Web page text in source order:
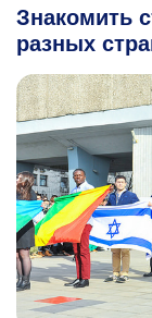
Знакомить
разных